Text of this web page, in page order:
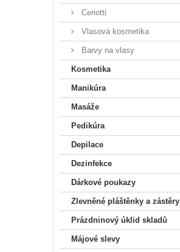
Ceriotti
Vlasová kosmetika
Barvy na vlasy
Kosmetika
Manikúra
Masáže
Pedikúra
Depilace
Dezinfekce
Dárkové poukazy
Zlevněné pláštěnky a zástěry
Prázdninový úklid skladů
Májové slevy